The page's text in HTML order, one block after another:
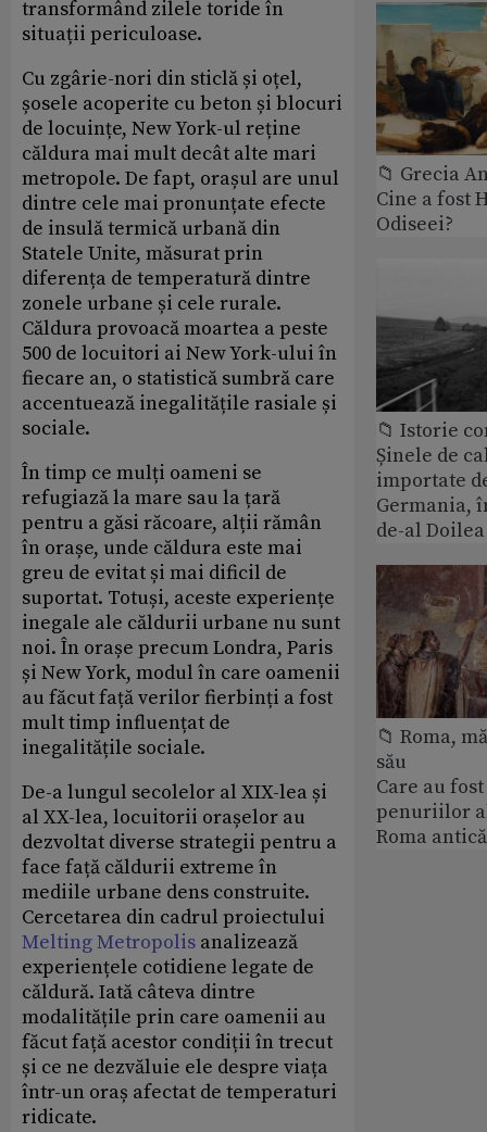
transformând zilele toride în
situații periculoase.
Cu zgârie-nori din sticlă și oțel,
șosele acoperite cu beton și blocuri
de locuințe, New York-ul reține
căldura mai mult decât alte mari
metropole. De fapt, orașul are unul
dintre cele mai pronunțate efecte
de insulă termică urbană din
Statele Unite, măsurat prin
diferența de temperatură dintre
zonele urbane și cele rurale.
Căldura provoacă moartea a peste
500 de locuitori ai New York-ului în
fiecare an, o statistică sumbră care
accentuează inegalitățile rasiale și
sociale.
În timp ce mulți oameni se
refugiază la mare sau la țară
pentru a găsi răcoare, alții rămân
în orașe, unde căldura este mai
greu de evitat și mai dificil de
suportat. Totuși, aceste experiențe
inegale ale căldurii urbane nu sunt
noi. În orașe precum Londra, Paris
și New York, modul în care oamenii
au făcut față verilor fierbinți a fost
mult timp influențat de
inegalitățile sociale.
De-a lungul secolelor al XIX-lea și
al XX-lea, locuitorii orașelor au
dezvoltat diverse strategii pentru a
face față căldurii extreme în
mediile urbane dens construite.
Cercetarea din cadrul proiectului
Melting Metropolis analizează
experiențele cotidiene legate de
căldură. Iată câteva dintre
modalitățile prin care oamenii au
făcut față acestor condiții în trecut
și ce ne dezvăluie ele despre viața
într-un oraș afectat de temperaturi
ridicate.
📁 Grecia
Cine a fost
Odiseei?
📁 Istorie
Șinele de
importate
Germania,
de-al
📁 Roma,
său
Care au
penuriilor
Roma